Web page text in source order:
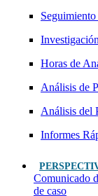
Horas de
Análisis de
Análisis del
Informes
Comunicado
de caso